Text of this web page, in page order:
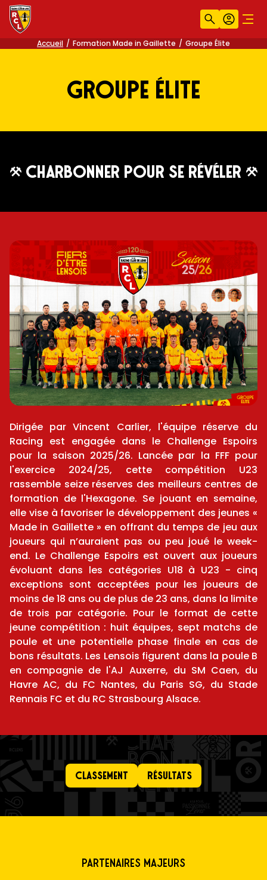
Recherche
Accueil Formation Made in Gaillette Groupe Élite
Groupe Élite
Charbonner pour se révéler
Dirigée par Vincent Carlier, l'équipe réserve du
Racing est engagée dans le Challenge Espoirs
pour la saison 2025/26. Lancée par la FFF pour
l'exercice 2024/25, cette compétition U23
rassemble seize réserves des meilleurs centres de
formation de l'Hexagone. Se jouant en semaine,
elle vise à favoriser le développement des jeunes «
Made in Gaillette » en offrant du temps de jeu aux
joueurs qui n’auraient pas ou peu joué le week-
end. Le Challenge Espoirs est ouvert aux joueurs
évoluant dans les catégories U18 à U23 - cinq
exceptions sont acceptées pour les joueurs de
moins de 18 ans ou de plus de 23 ans, dans la limite
de trois par catégorie. Pour le format de cette
jeune compétition : huit équipes, sept matchs de
poule et une potentielle phase finale en cas de
bons résultats. Les Lensois figurent dans la poule B
en compagnie de l'AJ Auxerre, du SM Caen, du
Havre AC, du FC Nantes, du Paris SG, du Stade
Rennais FC et du RC Strasbourg Alsace.
Classement Résultats
Partenaires majeurs